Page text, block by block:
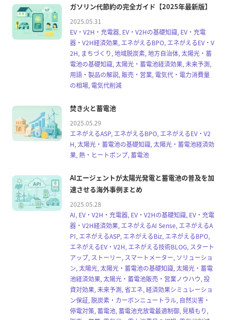
ガソリン代節約の完全ガイド【2025年最新版】
2025.05.31
EV・V2H・充電器, EV・V2Hの基礎知識, EV・充電
器・V2H経済効果, エネがえるBPO, エネがえるEV・V
2H, まちづくり, 地域脱炭素, 地方自治体, 太陽光・蓄
電池の基礎知識, 太陽光・蓄電池経済効果, 未来予測,
用語・製品の解説, 販売・営業, 電気代・電力消費量
の相場, 電気代削減
焚き火と蓄電池
2025.05.29
エネがえるASP, エネがえるBPO, エネがえるEV・V2
H, 太陽光・蓄電池の基礎知識, 太陽光・蓄電池経済効
果, 熱・ヒートポンプ, 蓄電池
AIエージェントが太陽光発電と蓄電池の普及を加
速させる海外事例まとめ
2025.05.28
AI, EV・V2H・充電器, EV・V2Hの基礎知識, EV・充電
器・V2H経済効果, エネがえるAI Sense, エネがえるA
PI, エネがえるASP, エネがえるBiz, エネがえるBPO,
エネがえるEV・V2H, エネがえる技術BLOG, スタート
アップ, ストーリー, スマートメーター, ソリューショ
ン, 太陽光, 太陽光・蓄電池の基礎知識, 太陽光・蓄電
池経済効果, 太陽光・蓄電池販売・営業ノウハウ, 投
資対効果, 未来予測, 省エネ, 経済効果シミュレーショ
ン保証, 脱炭素・カーボンニュートラル, 自然災害・
停電対策, 蓄電池, 蓄電池充放電最適制御, 見積もり,